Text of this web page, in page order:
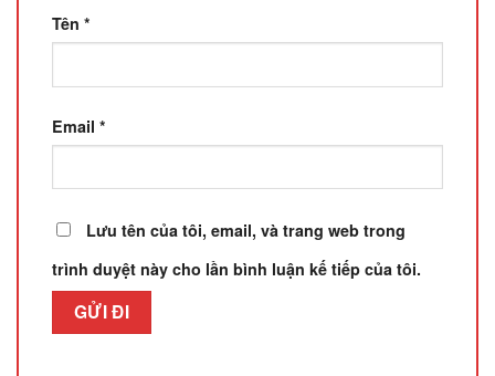
Tên *
Email *
Lưu tên của tôi, email, và trang web trong
trình duyệt này cho lần bình luận kế tiếp của tôi.